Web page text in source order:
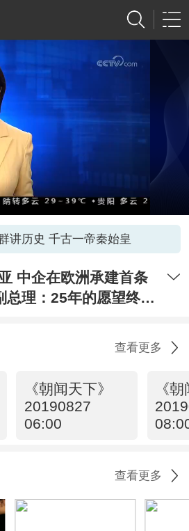
讲历史 千古一帝秦始皇
中企在欧洲承建首条
总理：25年的愿望终于
查看更多
《朝闻天下》
20190827
06:00
《
查看更多